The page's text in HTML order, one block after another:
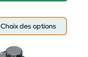
Choix des options